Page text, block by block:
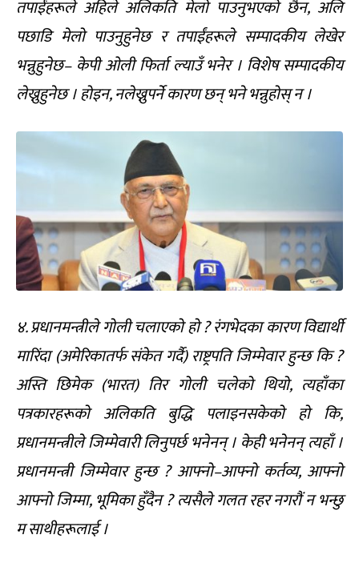
तपाईंहरूले अहिले अलिकति मेलो पाउनुभएको छैन, अलि
पछाडि मेलो पाउनुहुनेछ र तपाईंहरूले सम्पादकीय लेखेर
भन्नुहुनेछ– केपी ओली फिर्ता ल्याउँ भनेर । विशेष सम्पादकीय
लेख्नुहुनेछ । होइन, नलेख्नुपर्ने कारण छन् भने भन्नुहोस् न ।
४. प्रधानमन्त्रीले गोली चलाएको हो ? रंगभेदका कारण विद्यार्थी
मारिंदा (अमेरिकातर्फ संकेत गर्दै) राष्ट्रपति जिम्मेवार हुन्छ कि ?
अस्ति छिमेक (भारत) तिर गोली चलेको थियो, त्यहाँका
पत्रकारहरूको अलिकति बुद्धि पलाइनसकेको हो कि,
प्रधानमन्त्रीले जिम्मेवारी लिनुपर्छ भनेनन् । केही भनेनन् त्यहाँ ।
प्रधानमन्त्री जिम्मेवार हुन्छ ? आफ्नो–आफ्नो कर्तव्य, आफ्नो
आफ्नो जिम्मा, भूमिका हुँदैन ? त्यसैले गलत रहर नगरौं न भन्छु
म साथीहरूलाई ।